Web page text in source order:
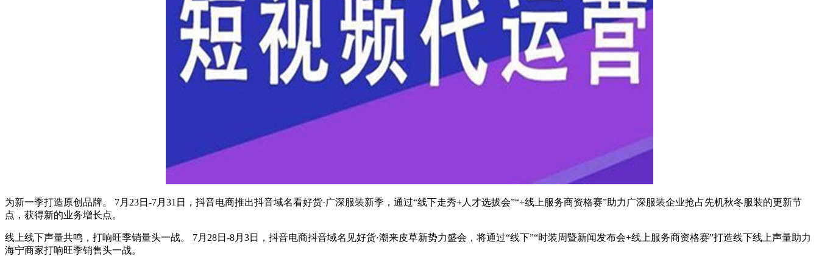
为新一季打造原创品牌。 7月23日-7月31日，抖音电商推出抖音域名看好货·广深服装新季，通过“线下走秀+人才选拔会”“+线上服务商资格赛”助力广深服装企业抢占先机秋冬服装的更新节
点，获得新的业务增长点。
线上线下声量共鸣，打响旺季销量头一战。 7月28日-8月3日，抖音电商抖音域名见好货·潮来皮草新势力盛会，将通过“线下”“时装周暨新闻发布会+线上服务商资格赛”打造线下线上声量助力
海宁商家打响旺季销售头一战。